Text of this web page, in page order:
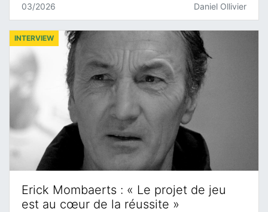
03/2026 Daniel Ollivier
Erick Mombaerts : « Le projet de jeu
est au cœur de la réussite »
INTERVIEW